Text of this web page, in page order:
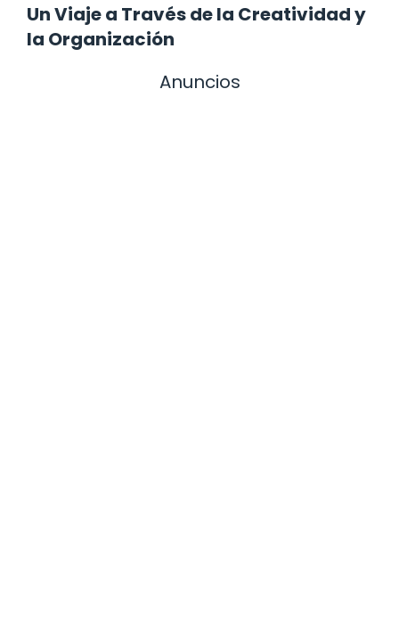
Un Viaje a Través de la Creatividad y
la Organización
Anuncios